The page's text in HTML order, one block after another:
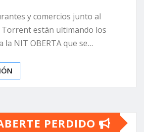
y comercios junto al
están ultimando los
NIT OBERTA que se…
PERDIDO